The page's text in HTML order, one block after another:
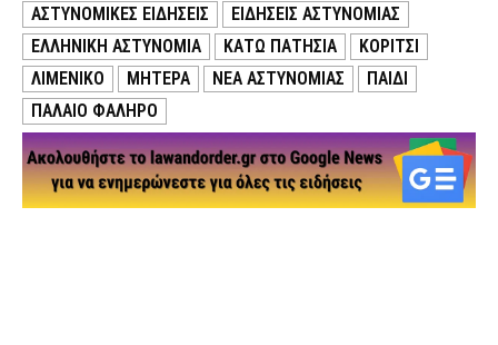
ΑΣΤΥΝΟΜΙΚΕΣ ΕΙΔΗΣΕΙΣ
ΕΙΔΗΣΕΙΣ ΑΣΤΥΝΟΜΙΑΣ
ΕΛΛΗΝΙΚΗ ΑΣΤΥΝΟΜΙΑ
ΚΑΤΩ ΠΑΤΗΣΙΑ
ΚΟΡΙΤΣΙ
ΛΙΜΕΝΙΚΟ
ΜΗΤΕΡΑ ΝΕΑ ΑΣΤΥΝΟΜΙΑΣ
ΠΑΙΔΙ
ΠΑΛΑΙΟ ΦΑΛΗΡΟ